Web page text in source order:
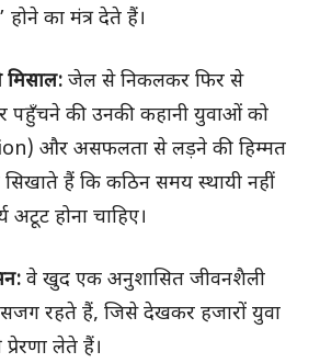
का मंत्र देते हैं।
जेल से निकलकर फिर से
की उनकी कहानी युवाओं को
और असफलता से लड़ने की हिम्मत
हैं कि कठिन समय स्थायी नहीं
होना चाहिए।
वे खुद एक अनुशासित जीवनशैली
रहते हैं, जिसे देखकर हजारों युवा
लेते हैं।